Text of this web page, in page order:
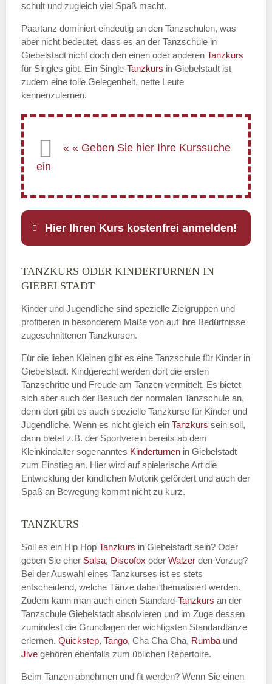
schult und zugleich viel Spaß macht.
Paartanz dominiert eindeutig an den Tanzschulen, was
aber nicht bedeutet, dass es an der Tanzschule in
Giebelstadt nicht doch den einen oder anderen Tanzkurs
für Singles gibt. Ein Single-Tanzkurs in Giebelstadt ist
zudem eine tolle Gelegenheit, nette Leute
kennenzulernen.
Hier Ihren Kurs kostenfrei anmelden!
Name
E-Mail*
Name der Tanzschule
Kontakt E-Mail
Name des Tanzkurs*
Tanzart*
TANZKURS ODER KINDERTURNEN IN
GIEBELSTADT
Kinder und Jugendliche sind spezielle Zielgruppen und
profitieren in besonderem Maße von auf ihre Bedürfnisse
zugeschnittenen Tanzkursen.
Für die lieben Kleinen gibt es eine Tanzschule für Kinder in
Giebelstadt. Kindgerecht werden dort die ersten
Tanzschritte und Freude am Tanzen vermittelt. Es bietet
sich aber auch der Besuch der normalen Tanzschule an,
denn dort gibt es auch spezielle Tanzkurse für Kinder und
Jugendliche. Wenn es nicht gleich ein Tanzkurs sein soll,
dann bietet z.B. der Sportverein bereits ab dem
Kleinkindalter sogenanntes Kinderturnen in Giebelstadt
zum Einstieg an. Hier wird auf spielerische Art die
Entwicklung der kindlichen Motorik gefördert und auch der
Spaß an Bewegung kommt nicht zu kurz.
TANZKURS
Soll es ein Hip Hop Tanzkurs in Giebelstadt sein? Oder
geben Sie eher Salsa, Discofox oder Walzer den Vorzug?
Bei der Auswahl eines Tanzkurses ist es stets
entscheidend, welche Tänze dabei thematisiert werden.
Zudem kann man auch einen Standard-Tanzkurs an der
Tanzschule Giebelstadt absolvieren und im Zuge dessen
zumindest die Grundlagen der wichtigsten Standardtänze
erlernen. Quickstep, Tango, Cha Cha Cha, Rumba und
Jive gehören ebenfalls zum üblichen Repertoire.
Beim Tanzen abnehmen und fit werden? Wenn Sie einen